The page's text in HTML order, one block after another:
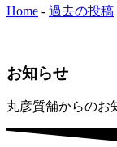
Home - 過去の投稿
お知らせ
丸彦質舗からのお